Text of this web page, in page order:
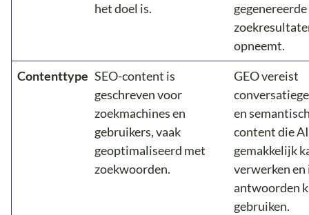
het doel is.
gegenereerde
opneemt.
Contenttype SEO-content is
geschreven voor
zoekmachines en
gebruikers, vaak
geoptimaliseerd met
zoekwoorden.
GEO vereist
en
content die AI
gemakkelijk
verwerken en
antwoorden
gebruiken.